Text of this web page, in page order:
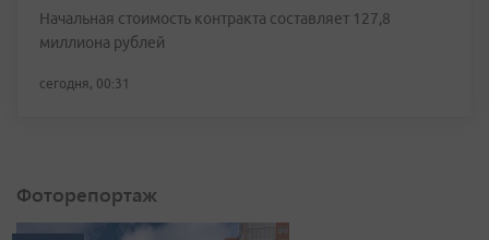
Начальная стоимость контракта составляет 127,8
миллиона рублей
сегодня, 00:31
Фоторепортаж